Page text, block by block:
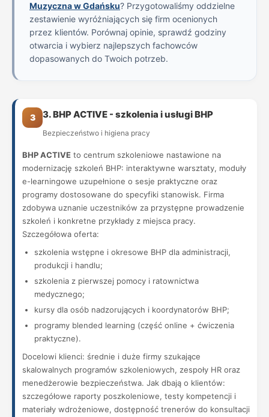
Muzyczna w Gdańsku? Przygotowaliśmy oddzielne
zestawienie wyróżniających się firm ocenionych
przez klientów. Porównaj opinie, sprawdź godziny
otwarcia i wybierz najlepszych fachowców
dopasowanych do Twoich potrzeb.
3 3. BHP ACTIVE - szkolenia i usługi BHP
Bezpieczeństwo i higiena pracy
BHP ACTIVE to centrum szkoleniowe nastawione na
modernizację szkoleń BHP: interaktywne warsztaty, moduły
e-learningowe uzupełnione o sesje praktyczne oraz
programy dostosowane do specyfiki stanowisk. Firma
zdobywa uznanie uczestników za przystępne prowadzenie
szkoleń i konkretne przykłady z miejsca pracy.
Szczegółowa oferta:
szkolenia wstępne i okresowe BHP dla administracji,
produkcji i handlu;
szkolenia z pierwszej pomocy i ratownictwa
medycznego;
kursy dla osób nadzorujących i koordynatorów BHP;
programy blended learning (część online + ćwiczenia
praktyczne).
Docelowi klienci: średnie i duże firmy szukające
skalowalnych programów szkoleniowych, zespoły HR oraz
menedżerowie bezpieczeństwa. Jak dbają o klientów:
szczegółowe raporty poszkoleniowe, testy kompetencji i
materiały wdrożeniowe, dostępność trenerów do konsultacji